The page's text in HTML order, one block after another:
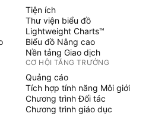
Tiện ích
Thư viện biểu đồ
Lightweight Charts™
Biểu đồ Nâng cao
Nền tảng Giao dịch
CƠ HỘI TĂNG TRƯỞNG
Quảng cáo
Tích hợp tính năng Môi giới
Chương trình Đối tác
Chương trình giáo dục